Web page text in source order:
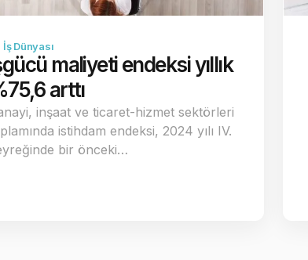
İş Dünyası
maliyeti endeksi yıllık
arttı
inşaat ve ticaret-hizmet sektörleri
istihdam endeksi, 2024 yılı IV.
bir önceki…